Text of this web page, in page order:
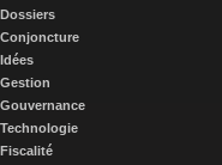
Dossiers
Conjoncture
Idées
Gestion
Gouvernance
Technologie
Fiscalité